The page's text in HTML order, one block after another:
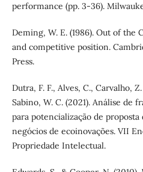
performance (pp. 3-36).
Deming, W. E. (1986). Out of the
and competitive position.
Press.
Dutra, F. F., Alves, C., Carvalho,
Sabino, W. C. (2021). Análise de
para potencialização de
negócios de ecoinovações. VII
Propriedade Intelectual.